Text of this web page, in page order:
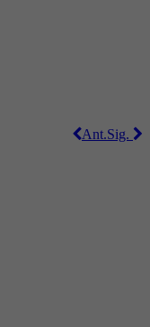
Sig.
Ant.